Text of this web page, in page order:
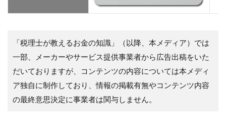
「税理士が教えるお金の知識」（以降、本メディア）では
一部、メーカーやサービス提供事業者から広告出稿をいた
だいておりますが、コンテンツの内容については本メディ
ア独自に制作しており、情報の掲載有無やコンテンツ内容
の最終意思決定に事業者は関与しません。